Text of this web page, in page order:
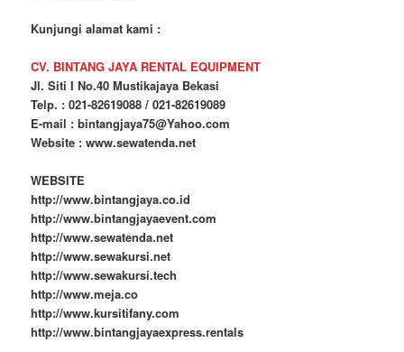
Kunjungi alamat kami :
CV. BINTANG JAYA RENTAL EQUIPMENT
Jl. Siti I No.40 Mustikajaya Bekasi
Telp. : 021-82619088 / 021-82619089
E-mail : bintangjaya75@Yahoo.com
Website : www.sewatenda.net
WEBSITE
http://www.bintangjaya.co.id
http://www.bintangjayaevent.com
http://www.sewatenda.net
http://www.sewakursi.net
http://www.sewakursi.tech
http://www.meja.co
http://www.kursitifany.com
http://www.bintangjayaexpress.rentals